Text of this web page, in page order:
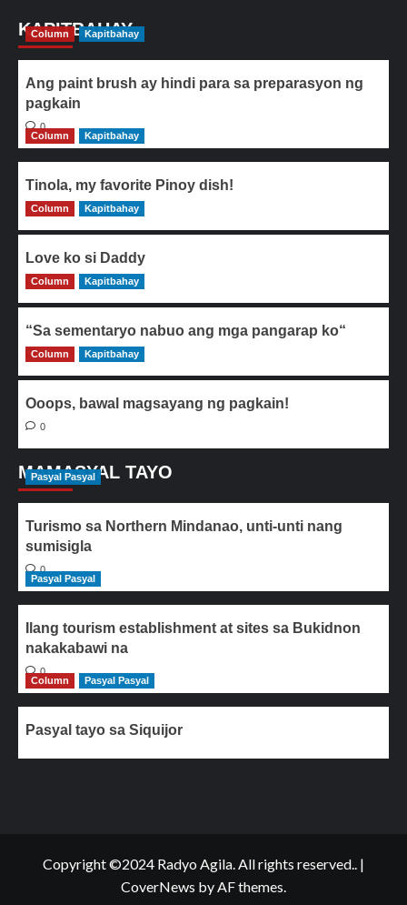
KAPITBAHAY
Column Kapitbahay
Ang paint brush ay hindi para sa preparasyon ng
pagkain
0
Column
Kapitbahay
Tinola, my favorite Pinoy dish!
0
Column Kapitbahay
Love ko si Daddy
0
Column Kapitbahay
“Sa sementaryo nabuo ang mga pangarap ko“
0
Column Kapitbahay
Ooops, bawal magsayang ng pagkain!
0
MAMASYAL TAYO
Pasyal Pasyal
Turismo sa Northern Mindanao, unti-unti nang
sumisigla
0
Pasyal Pasyal
Ilang tourism establishment at sites sa Bukidnon
nakakabawi na
0
Column
Pasyal Pasyal
Pasyal tayo sa Siquijor
Copyright ©2024 Radyo Agila. All rights reserved.. |
CoverNews by AF themes.